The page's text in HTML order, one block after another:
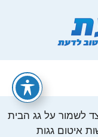
לשמור על גג הבית
איטום גגות